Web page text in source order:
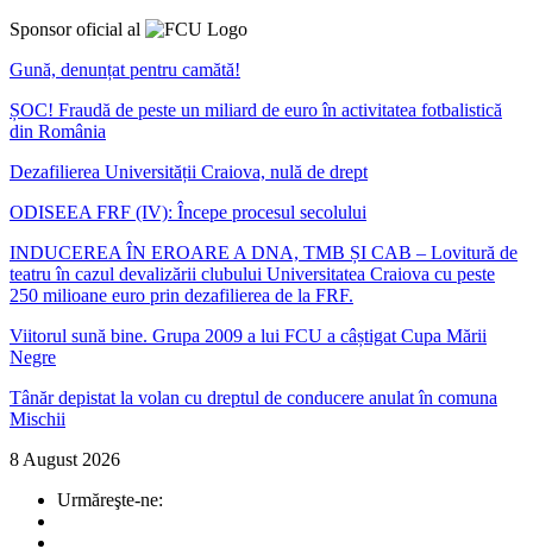
Sponsor oficial al
Gună, denunțat pentru camătă!
ȘOC! Fraudă de peste un miliard de euro în activitatea fotbalistică
din România
Dezafilierea Universității Craiova, nulă de drept
ODISEEA FRF (IV): Începe procesul secolului
INDUCEREA ÎN EROARE A DNA, TMB ȘI CAB – Lovitură de
teatru în cazul devalizării clubului Universitatea Craiova cu peste
250 milioane euro prin dezafilierea de la FRF.
Viitorul sună bine. Grupa 2009 a lui FCU a câștigat Cupa Mării
Negre
Tânăr depistat la volan cu dreptul de conducere anulat în comuna
Mischii
8 August 2026
Urmăreşte-ne: